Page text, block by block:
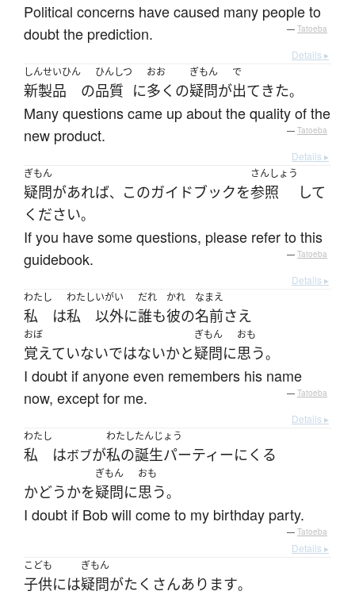
Political concerns have caused many people to
doubt the prediction.
— Tatoeba
Details ▸
しんせいひん
新製品 の
ひんしつ
品質 に
おお
多く の
ぎもん
疑問が
で
出て きた。
Many questions came up about the quality of the
new product.
— Tatoeba
Details ▸
ぎもん
疑問があれば、 このガイドブックを
さんしょう
参照
して
ください。
If you have some questions, please refer to this
guidebook.
— Tatoeba
Details ▸
わたし
私 は
わたし
私
いがい
以外に
だれ
誰も
かれ
彼の
なまえ
名前さえ
おぼ
覚えていないではないかと
ぎもん
疑問に
おも
思う。
I doubt if anyone even remembers his name
now, except for me.
— Tatoeba
Details ▸
わたし
私 はボブが
わたし
私の
たんじょう
誕生パーティーにくる
かどうかを
ぎもん
疑問に
おも
思う。
I doubt if Bob will come to my birthday party.
— Tatoeba
Details ▸
こども
子供には
ぎもん
疑問がたくさんあります。